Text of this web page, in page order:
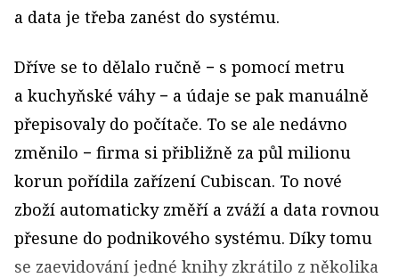
a data je třeba zanést do systému.
Dříve se to dělalo ručně − s pomocí metru
a kuchyňské váhy − a údaje se pak manuálně
přepisovaly do počítače. To se ale nedávno
změnilo − firma si přibližně za půl milionu
korun pořídila zařízení Cubiscan. To nové
zboží automaticky změří a zváží a data rovnou
přesune do podnikového systému. Díky tomu
se zaevidování jedné knihy zkrátilo z několika